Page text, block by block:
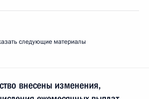
следующие материалы
внесены изменения,